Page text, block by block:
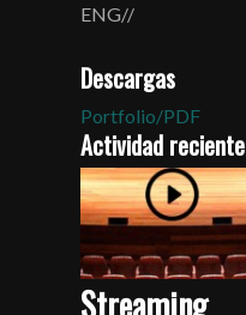
ENG//
Descargas
Portfolio/PDF
Actividad reciente
Streaming